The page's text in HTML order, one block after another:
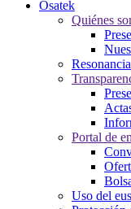
Osatek
Quiénes
Portal de
Uso del